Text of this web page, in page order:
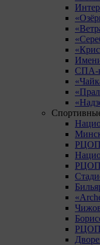
СПА-
РЦОП
РЦОП
РЦОП